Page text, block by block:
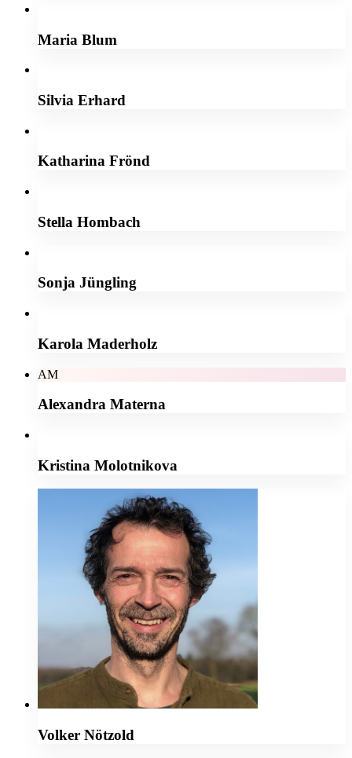
Maria Blum
Silvia Erhard
Katharina Frönd
Stella Hombach
Sonja Jüngling
Karola Maderholz
AM
Alexandra Materna
Kristina Molotnikova
Volker Nötzold